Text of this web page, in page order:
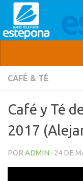
CAFÉ & TÉ
Café y Té
2017
POR ADMIN · 24 DE